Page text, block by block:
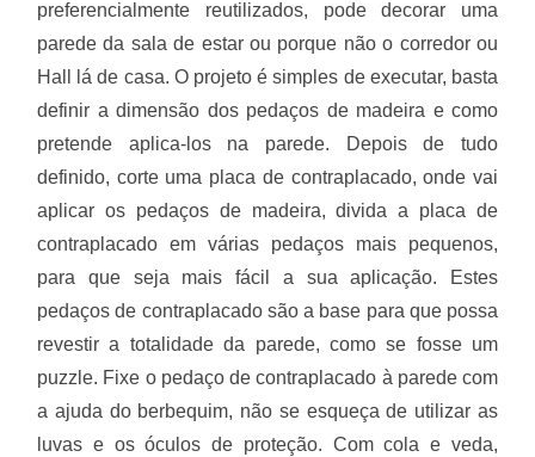
preferencialmente reutilizados, pode decorar uma
parede da sala de estar ou porque não o corredor ou
Hall lá de casa. O projeto é simples de executar, basta
definir a dimensão dos pedaços de madeira e como
pretende aplica-los na parede. Depois de tudo
definido, corte uma placa de contraplacado, onde vai
aplicar os pedaços de madeira, divida a placa de
contraplacado em várias pedaços mais pequenos,
para que seja mais fácil a sua aplicação. Estes
pedaços de contraplacado são a base para que possa
revestir a totalidade da parede, como se fosse um
puzzle. Fixe o pedaço de contraplacado à parede com
a ajuda do berbequim, não se esqueça de utilizar as
luvas e os óculos de proteção. Com cola e veda,